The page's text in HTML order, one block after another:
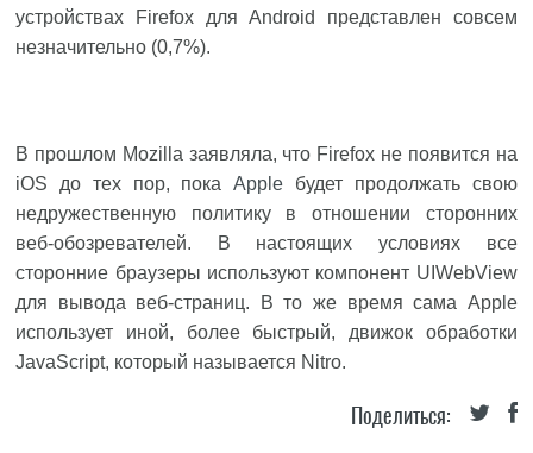
устройствах Firefox для Android представлен совсем
незначительно (0,7%).
В прошлом Mozilla заявляла, что Firefox не появится на
iOS до тех пор, покаApple будет продолжать свою
недружественную политику в отношении сторонних
веб-обозревателей. В настоящих условиях все
сторонние браузеры используют компонент UIWebView
для вывода веб-страниц. В то же время сама Apple
использует иной, более быстрый, движок обработки
JavaScript, который называется Nitro.
Поделиться: